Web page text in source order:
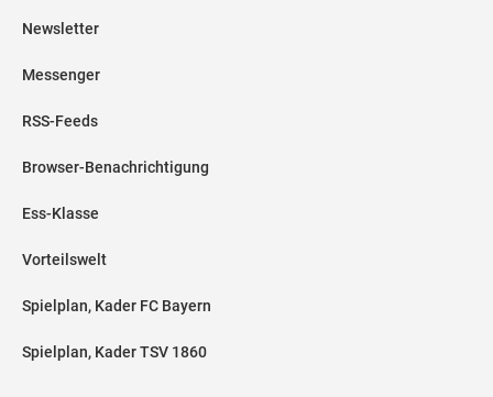
Newsletter
Messenger
RSS-Feeds
Browser-Benachrichtigung
Ess-Klasse
Vorteilswelt
Spielplan, Kader FC Bayern
Spielplan, Kader TSV 1860